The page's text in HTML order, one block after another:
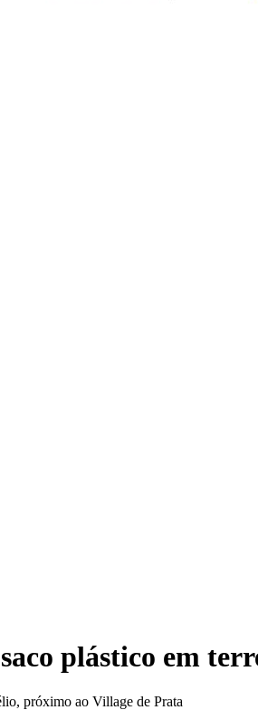
plástico em
próximo ao Village de Prata